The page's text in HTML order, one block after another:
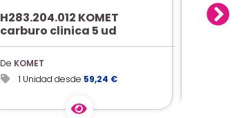
H283.204.012 KOMET
carburo clinica 5 ud
De KOMET
1 Unidad desde 59,24 €
100 g